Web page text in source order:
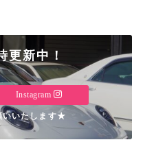
更新中！
Instagram
いいたします★